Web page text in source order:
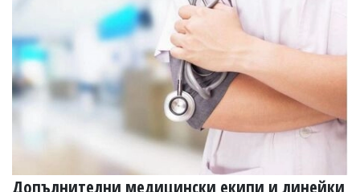
Допълнителни медицински екипи и линейки